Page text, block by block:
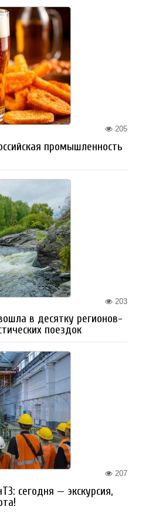
205
промышленность
203
в десятку регионов-
поездок
207
сегодня — экскурсия,